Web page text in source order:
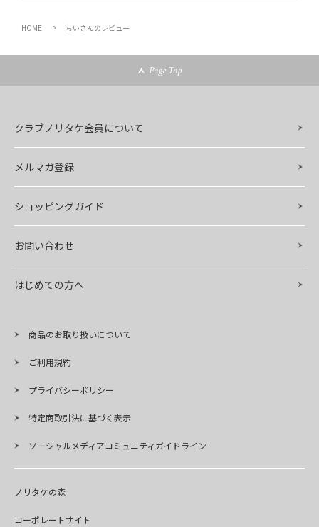
HOME ちいさんのレビュー
Page Top
クラブノリタケ会員について
メルマガ登録
ショッピングガイド
お問い合わせ
はじめての方へ
商品のお取り扱いについて
ご利用規約
プライバシーポリシー
特定商取引法に基づく表示
ソーシャルメディアコミュニティガイドライン
ノリタケの森
コーポレートサイト